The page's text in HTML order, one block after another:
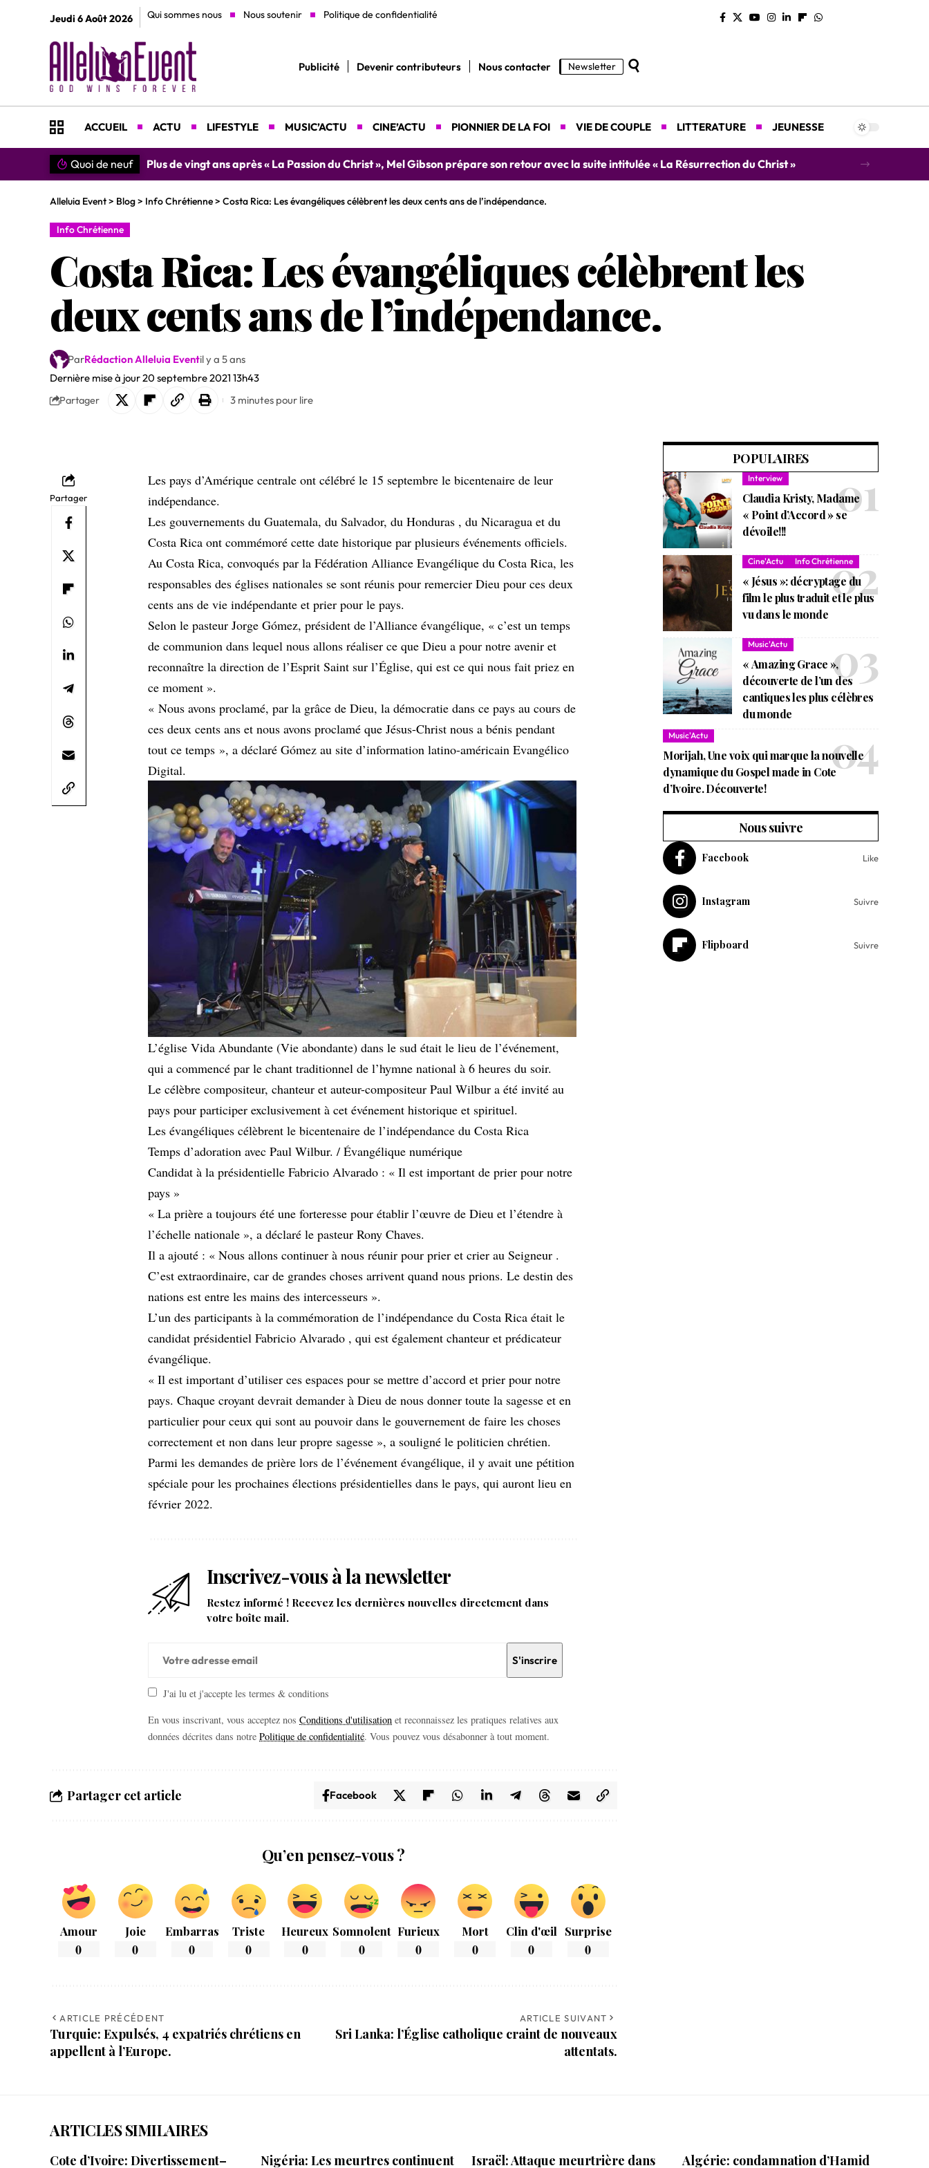
Jeudi 6 Août 2026 Qui sommes nous Nous soutenir Politique de confidentialité
Publicité Devenir contributeurs Nous contacter Newsletter
ACCUEIL ACTU LIFESTYLE MUSIC’ACTU CINE’ACTU PIONNIER DE LA FOI VIE DE COUPLE LITTERATURE JEUNESSE
Quoi de neuf
du Christ » »SIMPLEMENT MERCI » : Chantre Lyah donne rendez-vous le 9 août prochain à Abidjan pour un concert caritatif au profit des orphelins
Alleluia Event> Blog> Info Chrétienne> Costa Rica: Les évangéliques célèbrent les deux cents ans de l’indépendance.
Info Chrétienne
Costa Rica: Les évangéliques célèbrent les
deux cents ans de l’indépendance.
Dernière mise à jour 20 septembre 2021 13h43
ParRédaction Alleluia Eventil y a 5 ans
Partager 3 minutes pour lire
Partager
Les pays d’Amérique centrale ont célébré le 15 septembre le bicentenaire de leur
indépendance.
Les gouvernements du Guatemala, du Salvador, du Honduras , du Nicaragua et du
Costa Rica ont commémoré cette date historique par plusieurs événements officiels.
Au Costa Rica, convoqués par la Fédération Alliance Evangélique du Costa Rica, les
responsables des églises nationales se sont réunis pour remercier Dieu pour ces deux
cents ans de vie indépendante et prier pour le pays.
Selon le pasteur Jorge Gómez, président de l’Alliance évangélique, « c’est un temps
de communion dans lequel nous allons réaliser ce que Dieu a pour notre avenir et
reconnaître la direction de l’Esprit Saint sur l’Église, qui est ce qui nous fait priez en
ce moment ».
« Nous avons proclamé, par la grâce de Dieu, la démocratie dans ce pays au cours de
ces deux cents ans et nous avons proclamé que Jésus-Christ nous a bénis pendant
tout ce temps », a déclaré Gómez au site d’information latino-américain Evangélico
Digital.
L’église Vida Abundante (Vie abondante) dans le sud était le lieu de l’événement,
qui a commencé par le chant traditionnel de l’hymne national à 6 heures du soir.
Le célèbre compositeur, chanteur et auteur-compositeur Paul Wilbur a été invité au
pays pour participer exclusivement à cet événement historique et spirituel.
Les évangéliques célèbrent le bicentenaire de l’indépendance du Costa Rica
Temps d’adoration avec Paul Wilbur. / Évangélique numérique
Candidat à la présidentielle Fabricio Alvarado : « Il est important de prier pour notre
pays »
« La prière a toujours été une forteresse pour établir l’œuvre de Dieu et l’étendre à
l’échelle nationale », a déclaré le pasteur Rony Chaves.
Il a ajouté : « Nous allons continuer à nous réunir pour prier et crier au Seigneur .
C’est extraordinaire, car de grandes choses arrivent quand nous prions. Le destin des
nations est entre les mains des intercesseurs ».
L’un des participants à la commémoration de l’indépendance du Costa Rica était le
candidat présidentiel Fabricio Alvarado , qui est également chanteur et prédicateur
évangélique.
« Il est important d’utiliser ces espaces pour se mettre d’accord et prier pour notre
pays. Chaque croyant devrait demander à Dieu de nous donner toute la sagesse et en
particulier pour ceux qui sont au pouvoir dans le gouvernement de faire les choses
correctement et non dans leur propre sagesse », a souligné le politicien chrétien.
Parmi les demandes de prière lors de l’événement évangélique, il y avait une pétition
spéciale pour les prochaines élections présidentielles dans le pays, qui auront lieu en
février 2022.
Inscrivez-vous à la newsletter
Restez informé ! Recevez les dernières nouvelles directement dans
votre boîte mail.
J'ai lu et j'accepte les termes & conditions
En vous inscrivant, vous acceptez nosConditions d'utilisation et reconnaissez les pratiques relatives aux
données décrites dans notrePolitique de confidentialité. Vous pouvez vous désabonner à tout moment.
Partager cet article Facebook
Qu’en pensez-vous ?
Amour
0
Joie
0
Embarras
0
Triste
0
Heureux
0
Somnolent
0
Furieux
0
Mort
0
Clin d'œil
0
Surprise
0
ARTICLE PRÉCÉDENT
Turquie: Expulsés, 4 expatriés chrétiens en
appellent à l’Europe.
ARTICLE SUIVANT
Sri Lanka: l’Église catholique craint de nouveaux
attentats.
POPULAIRES
Interview
Claudia Kristy, Madame
« Point d’Accord » se
dévoile!!!
Cine'Actu Info Chrétienne
« Jésus »: décryptage du
film le plus traduit et le plus
vu dans le monde
Music'Actu
« Amazing Grace »,
découverte de l’un des
cantiques les plus célèbres
du monde
Music'Actu
Morijah, Une voix qui marque la nouvelle
dynamique du Gospel made in Cote
d’Ivoire. Découverte!
Nous suivre
Facebook Like
Instagram Suivre
Flipboard Suivre
ARTICLES SIMILAIRES
Cote d’Ivoire: Divertissement– Nigéria: Les meurtres continuent Israël: Attaque meurtrière dans Algérie: condamnation d’Hamid